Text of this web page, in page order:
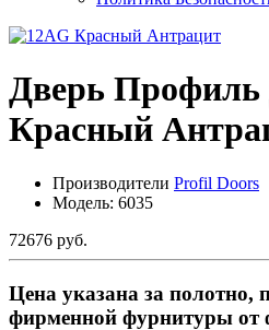
Дверь Профиль
Красный
Производители Profil Doors
Модель: 6035
72676 руб.
Цена указана за полотно,
фирменной фурнитуры от